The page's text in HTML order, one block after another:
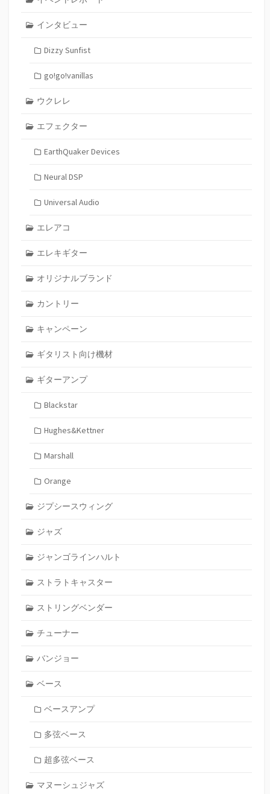
インタビュー
Dizzy Sunfist
go!go!vanillas
ウクレレ
エフェクター
EarthQuaker Devices
Neural DSP
Universal Audio
エレアコ
エレキギター
オリジナルブランド
カントリー
キャンペーン
ギタリスト向け機材
ギターアンプ
Blackstar
Hughes&Kettner
Marshall
Orange
ジプシースウィング
ジャズ
ジャンゴラインハルト
ストラトキャスター
ストリングベンダー
チューナー
バンジョー
ベース
ベースアンプ
多弦ベース
超多弦ベース
マヌーシュジャズ